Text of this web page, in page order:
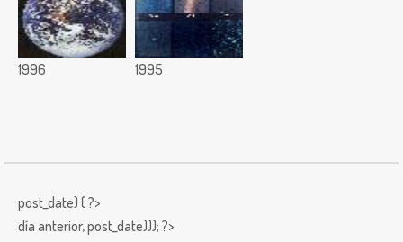
1996 1995
post_date) { ?>
día anterior,post_date))); ?>